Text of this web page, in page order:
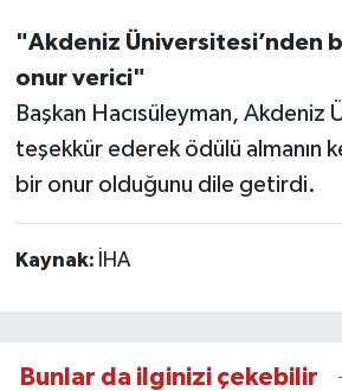
"Akdeniz Üniversitesi’nden
onur verici"
Başkan Hacısüleyman, Akdeniz
teşekkür ederek ödülü almanın
bir onur olduğunu dile getirdi.
Kaynak: İHA
Bunlar da ilginizi çekebilir